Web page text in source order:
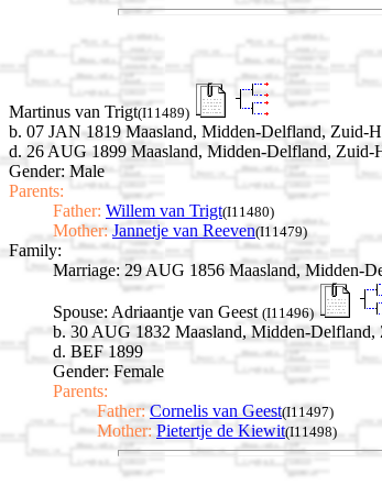
Martinus van Trigt(I11489)
b. 07 JAN 1819 Maasland, Midden-Delfland, Zuid-
d. 26 AUG 1899 Maasland, Midden-Delfland, Zuid-
Gender: Male
Parents:
Father: Willem van Trigt(I11480)
Mother: Jannetje van Reeven(I11479)
Family:
Marriage: 29 AUG 1856 Maasland, Midden-
Spouse: Adriaantje van Geest (I11496)
b. 30 AUG 1832 Maasland, Midden-
d. BEF 1899
Gender: Female
Parents:
Father: Cornelis van Geest(I11497)
Mother: Pietertje de Kiewit(I11498)